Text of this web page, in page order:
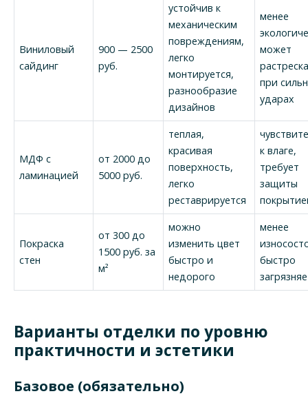
Виниловый
сайдинг
900 — 2500
руб.
устойчив к
механическим
повреждениям,
легко
монтируется,
разнообразие
дизайнов
менее
может
при
ударах
МДФ с
ламинацией
от 2000 до
5000 руб.
теплая,
красивая
поверхность,
легко
реставрируется
к влаге,
требует
защиты
Покраска
стен
от 300 до
1500 руб. за
м²
можно
изменить цвет
быстро и
недорого
менее
быстро
Варианты отделки по уровню
практичности и эстетики
Базовое (обязательно)